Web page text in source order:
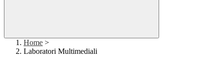
Home >
Laboratori Multimediali